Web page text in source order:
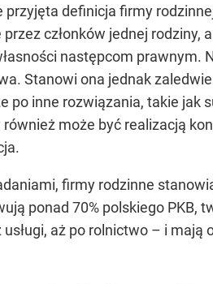
przyjęta definicja firmy
członków jednej
następcom prawnym.
Stanowi ona jednak
po inne rozwiązania, takie jak
może być realizacją
firmy rodzinne
ponad 70% polskiego PKB,
aż po rolnictwo – i mają